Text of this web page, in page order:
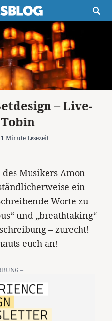
Inspiration
uns
Werbung
– Live-
Minute Lesezeit
Musikers Amon
ein
Worte zu
und „breathtaking“
– zurecht!
euch an!
–